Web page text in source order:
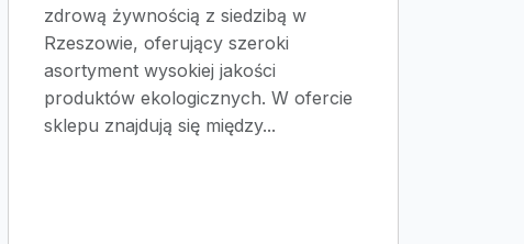
zdrową żywnością z siedzibą w
Rzeszowie, oferujący szeroki
asortyment wysokiej jakości
produktów ekologicznych. W ofercie
sklepu znajdują się między...